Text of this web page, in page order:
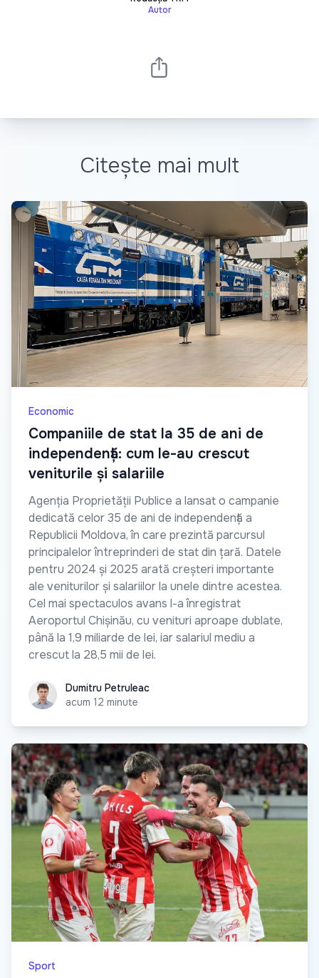
Autor
Citește mai mult
Economic
Companiile de stat la 35 de ani de
independență: cum le-au crescut
veniturile și salariile
Agenția Proprietății Publice a lansat o campanie
dedicată celor 35 de ani de independență a
Republicii Moldova, în care prezintă parcursul
principalelor întreprinderi de stat din țară. Datele
pentru 2024 și 2025 arată creșteri importante
ale veniturilor și salariilor la unele dintre acestea.
Cel mai spectaculos avans l-a înregistrat
Aeroportul Chișinău, cu venituri aproape dublate,
până la 1,9 miliarde de lei, iar salariul mediu a
crescut la 28,5 mii de lei.
Dumitru Petruleac
Dumitru Petruleac
acum 12 minute
Sport